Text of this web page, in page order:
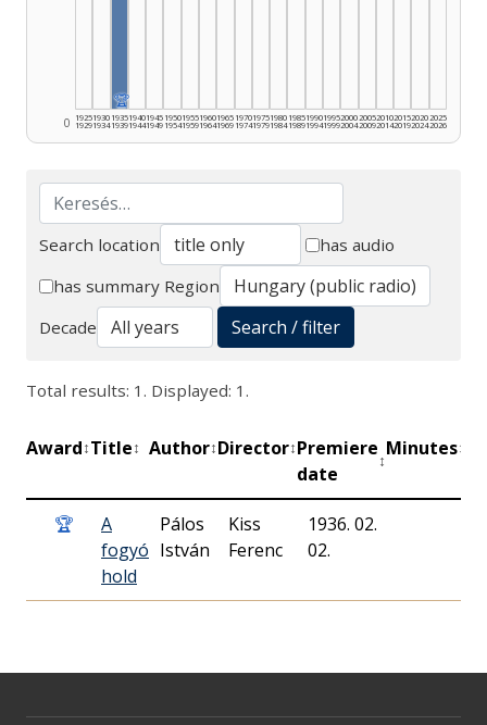
0 1925
1929
1930
1934
🏆
1935
1939
1940
1944
1945
1949
1950
1954
1955
1959
1960
1964
1965
1969
1970
1974
1975
1979
1980
1984
1985
1989
1990
1994
1995
1999
2000
2004
2005
2009
2010
2014
2015
2019
2020
2024
2025
2026
Search
Search location
has audio
has summary Region
Decade
Search / filter
Total results: 1. Displayed: 1.
Award↕Title↕ Author↕Director↕Premiere
date
↕
Minutes↕
🏆
A
fogyó
hold
Pálos
István
Kiss
Ferenc
1936. 02.
02.